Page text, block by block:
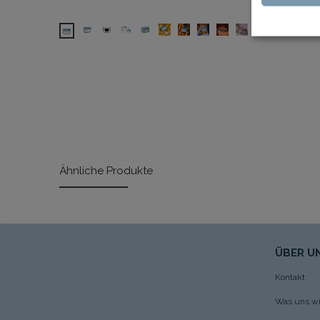
Ähnliche Produkte
ÜBER
Kontakt
Was uns